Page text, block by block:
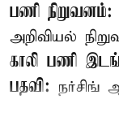
பணி நிறுவனம்:
அறிவியல்
காலி பணி
பதவி: நர்சிங்